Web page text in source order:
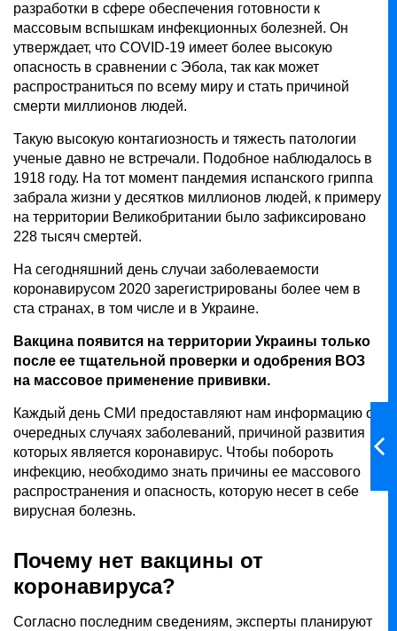
разработки в сфере обеспечения готовности к
массовым вспышкам инфекционных болезней. Он
утверждает, что COVID-19 имеет более высокую
опасность в сравнении с Эбола, так как может
распространиться по всему миру и стать причиной
смерти миллионов людей.
Такую высокую контагиозность и тяжесть патологии
ученые давно не встречали. Подобное наблюдалось в
1918 году. На тот момент пандемия испанского гриппа
забрала жизни у десятков миллионов людей, к примеру
на территории Великобритании было зафиксировано
228 тысяч смертей.
На сегодняшний день случаи заболеваемости
коронавирусом 2020 зарегистрированы более чем в
ста странах, в том числе и в Украине.
Вакцина появится на территории Украины только
после ее тщательной проверки и одобрения ВОЗ
на массовое применение прививки.
Каждый день СМИ предоставляют нам информацию об
очередных случаях заболеваний, причиной развития
которых является коронавирус. Чтобы побороть
инфекцию, необходимо знать причины ее массового
распространения и опасность, которую несет в себе
вирусная болезнь.
Почему нет вакцины от
коронавируса?
Согласно последним сведениям, эксперты планируют